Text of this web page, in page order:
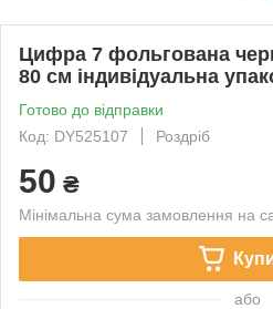
Цифра 7 фольгована
80 см індивідуальна
Готово до відправки
Код: DY525107
Роздріб
50 ₴
Мінімальна сума замовлення на
або